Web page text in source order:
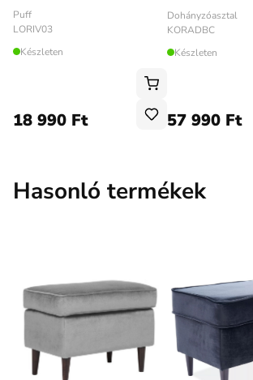
Puff
LORIV03
Készleten
18 990 Ft
Dohányzóasztal
KORADBC
Készleten
57 990 Ft
Hasonló termékek